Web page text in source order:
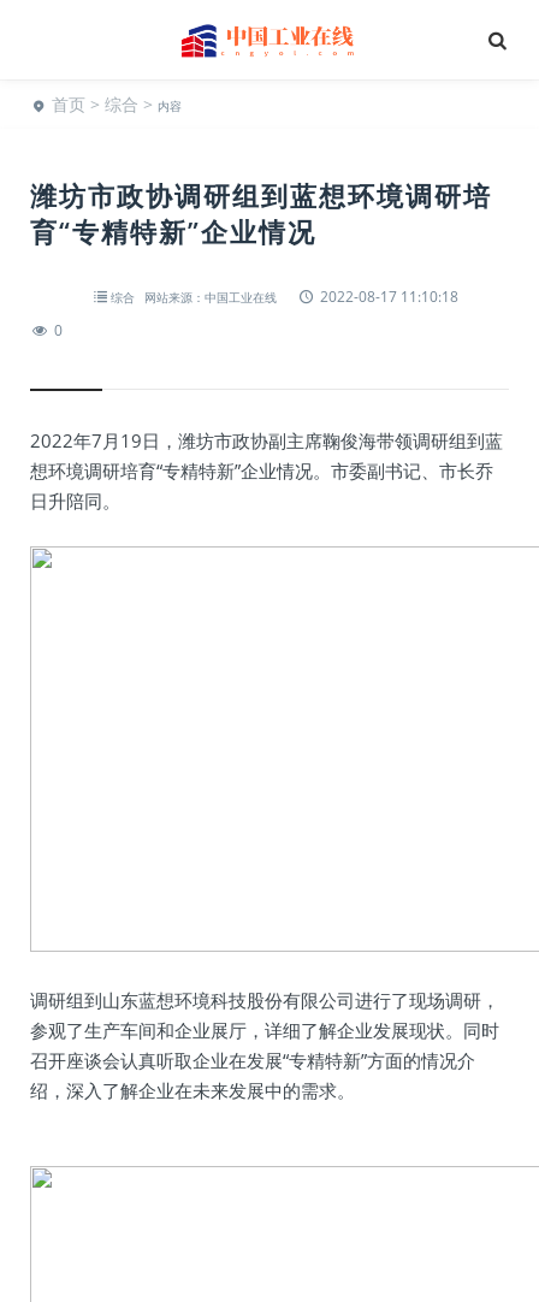
首页 > 综合 > 内容
潍坊市政协调研组到蓝想环境调研培
育“专精特新”企业情况
综合 网站来源：中国工业在线
2022-08-17 11:10:18
0
2022年7月19日，潍坊市政协副主席鞠俊海带领调研组到蓝
想环境调研培育“专精特新”企业情况。市委副书记、市长乔
日升陪同。
调研组到山东蓝想环境科技股份有限公司进行了现场调研，
参观了生产车间和企业展厅，详细了解企业发展现状。同时
召开座谈会认真听取企业在发展“专精特新”方面的情况介
绍，深入了解企业在未来发展中的需求。